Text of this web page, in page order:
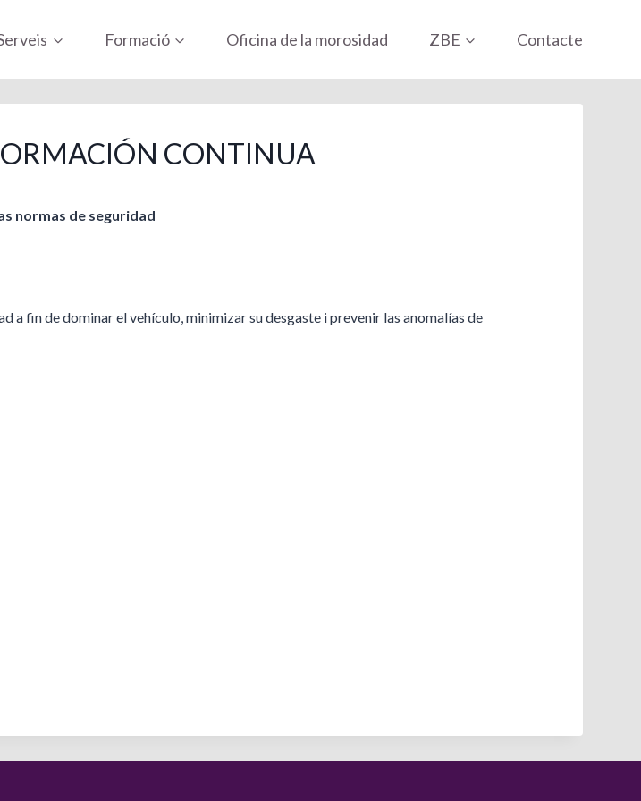
Formació Oficina de la morosidad ZBE Contacte
CONTINUA
normas de seguridad
fin de dominar el vehículo, minimizar su desgaste i prevenir las anomalías de